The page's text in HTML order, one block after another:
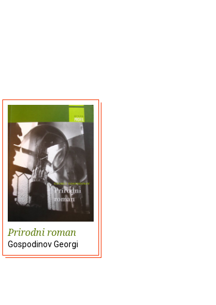
Prirodni roman
Gospodinov Georgi